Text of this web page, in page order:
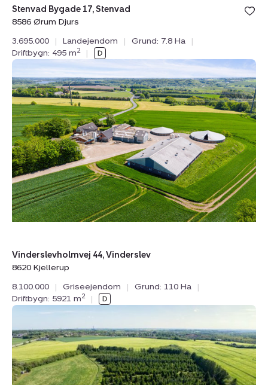
Bolig er
under
Stenvad Bygade 17, Stenvad
8586 Ørum Djurs
3.695.000
| Landejendom | Grund: 7.8 Ha
|
Driftbygn: 495 m2 |
Griseejendom:
Vinderslevholmvej
44,
Vinderslev,
8620
Kjellerup
Vinderslevholmvej 44, Vinderslev
8620 Kjellerup
8.100.000
| Griseejendom | Grund: 110 Ha
|
Driftbygn: 5921 m2 |
Landejendom:
Erbækvej
21,
8380
Trige